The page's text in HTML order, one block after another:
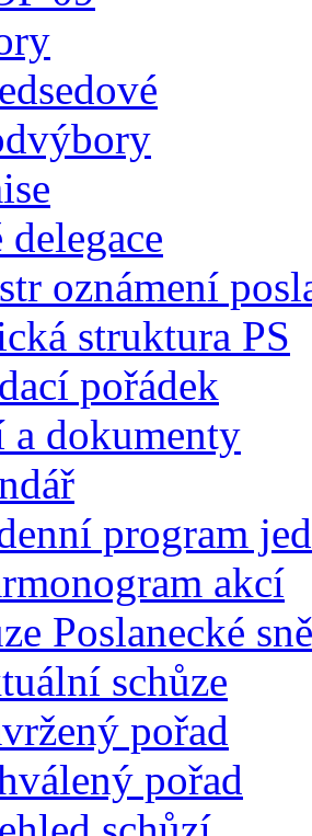
delegace
oznámení
struktura PS
pořádek
a dokumenty
program
akcí
Poslanecké
schůze
pořad
pořad